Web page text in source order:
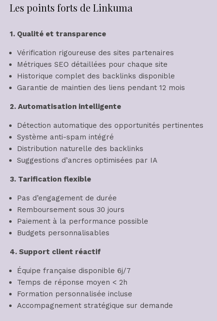
Les points forts de Linkuma
1. Qualité et transparence
Vérification rigoureuse des sites partenaires
Métriques SEO détaillées pour chaque site
Historique complet des backlinks disponible
Garantie de maintien des liens pendant 12 mois
2. Automatisation intelligente
Détection automatique des opportunités pertinentes
Système anti-spam intégré
Distribution naturelle des backlinks
Suggestions d’ancres optimisées par IA
3. Tarification flexible
Pas d’engagement de durée
Remboursement sous 30 jours
Paiement à la performance possible
Budgets personnalisables
4. Support client réactif
Équipe française disponible 6j/7
Temps de réponse moyen < 2h
Formation personnalisée incluse
Accompagnement stratégique sur demande